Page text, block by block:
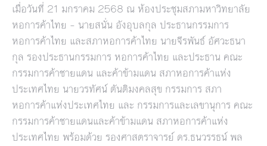
เมื่อวันที่ 21 มกราคม 2568 ณ ห้องประชุมสภามหาวิทยาลัย
หอการค้าไทย – นายสนั่น อังอุบลกุล ประธานกรรมการ
หอการค้าไทย และสภาหอการค้าไทย นายจีรพันธ์ อัศวะธนา
กุล รองประธานกรรมการ หอการค้าไทย และประธาน คณะ
กรรมการค้าชายแดน และค้าข้ามแดน สภาหอการค้าแห่ง
ประเทศไทย นายวรทัศน์ ตันติมงคลสุข กรรมการ สภา
หอการค้าแห่งประเทศไทย และ กรรมการและเลขานุการ คณะ
กรรมการค้าชายแดนและค้าข้ามแดน สภาหอการค้าแห่ง
ประเทศไทย พร้อมด้วย รองศาสตราจารย์ ดร.ธนวรรธน์ พล